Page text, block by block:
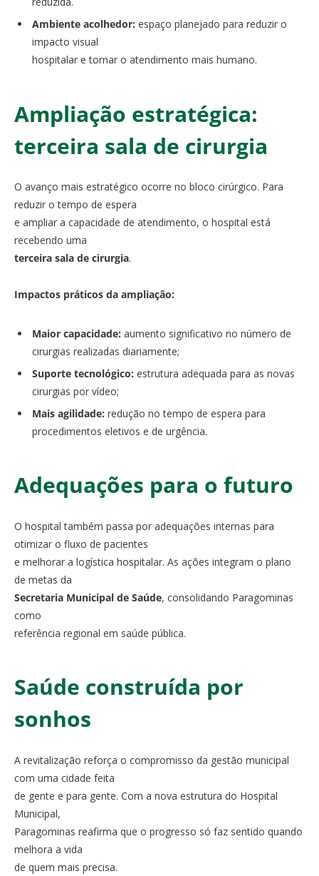
Ambiente acolhedor: espaço planejado para reduzir o
impacto visual
hospitalar e tornar o atendimento mais humano.
Ampliação estratégica:
terceira sala de cirurgia
O avanço mais estratégico ocorre no bloco cirúrgico. Para
reduzir o tempo de espera
e ampliar a capacidade de atendimento, o hospital está
recebendo uma
terceira sala de cirurgia.
Impactos práticos da ampliação:
Maior capacidade: aumento significativo no número de
cirurgias realizadas diariamente;
Suporte tecnológico: estrutura adequada para as novas
cirurgias por vídeo;
Mais agilidade: redução no tempo de espera para
procedimentos eletivos e de urgência.
Adequações para o futuro
O hospital também passa por adequações internas para
otimizar o fluxo de pacientes
e melhorar a logística hospitalar. As ações integram o plano
de metas da
Secretaria Municipal de Saúde, consolidando Paragominas
como
referência regional em saúde pública.
Saúde construída por
sonhos
A revitalização reforça o compromisso da gestão municipal
com uma cidade feita
de gente e para gente. Com a nova estrutura do Hospital
Municipal,
Paragominas reafirma que o progresso só faz sentido quando
melhora a vida
de quem mais precisa.